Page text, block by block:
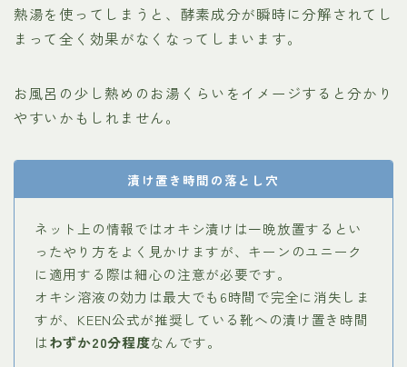
熱湯を使ってしまうと、酵素成分が瞬時に分解されてし
まって全く効果がなくなってしまいます。
お風呂の少し熱めのお湯くらいをイメージすると分かり
やすいかもしれません。
漬け置き時間の落とし穴
ネット上の情報ではオキシ漬けは一晩放置するとい
ったやり方をよく見かけますが、キーンのユニーク
に適用する際は細心の注意が必要です。
オキシ溶液の効力は最大でも6時間で完全に消失しま
すが、KEEN公式が推奨している靴への漬け置き時間
はわずか20分程度なんです。